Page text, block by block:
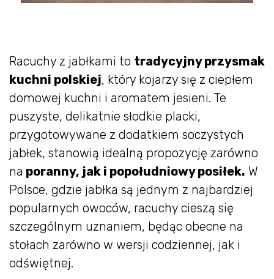
Racuchy z jabłkami to tradycyjny przysmak
kuchni polskiej, który kojarzy się z ciepłem
domowej kuchni i aromatem jesieni. Te
puszyste, delikatnie słodkie placki,
przygotowywane z dodatkiem soczystych
jabłek, stanowią idealną propozycję zarówno
na poranny, jak i popołudniowy posiłek. W
Polsce, gdzie jabłka są jednym z najbardziej
popularnych owoców, racuchy cieszą się
szczególnym uznaniem, będąc obecne na
stołach zarówno w wersji codziennej, jak i
odświętnej.